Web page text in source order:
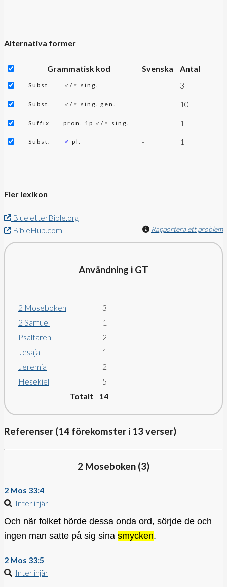
Alternativa former
Grammatisk kod Svenska Antal
Subst. ♂/♀ sing. - 3
Subst. ♂/♀ sing. gen. - 10
Suffix pron. 1p ♂/♀ sing. - 1
Subst. ♂ pl. - 1
Fler lexikon
BlueletterBible.org
BibleHub.com
Rapportera ett problem
Användning i GT
2 Moseboken
3
2 Samuel
1
Psaltaren
2
Jesaja
1
Jeremia
2
Hesekiel
5
Totalt 14
Referenser (14 förekomster i 13 verser)
2 Moseboken (3)
2 Mos 33:4
Interlinjär
Och när folket hörde dessa onda ord, sörjde de och
ingen man satte på sig sina smycken.
2 Mos 33:5
Interlinjär